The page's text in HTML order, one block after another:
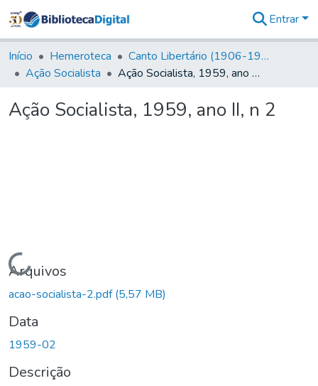
&
Coleções
Tudo na
Digital
Entrar
Início Hemeroteca
Canto Libertário (1906-1995)
Ação Socialista
Ação Socialista, 1959, ano II, n 2
Ação Socialista, 1959, ano II, n 2
Carregando...
Arquivos
acao-socialista-2.pdf(5,57 MB)
Data
1959-02
Descrição